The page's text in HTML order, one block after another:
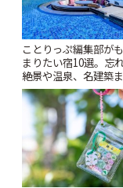
ことりっぷ編集部が
まりたい宿10選。忘
絶景や温泉、名建築
りっぷ